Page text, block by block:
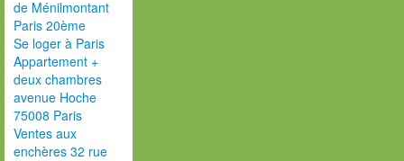
de Ménilmontant
Paris 20ème
Se loger à Paris
Appartement +
deux chambres
avenue Hoche
75008 Paris
Ventes aux
enchères 32 rue